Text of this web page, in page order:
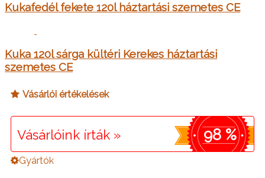
Kukafedél fekete 120l háztartási szemetes CE
Kuka 120l sárga kültéri Kerekes háztartási
szemetes CE
Vásárlói értékelések
Vásárlóink írták » 98 %
Gyártók